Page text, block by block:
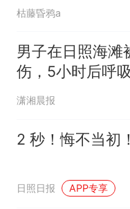
枯藤昏鸦a
男子在日照海滩
伤，5小时后呼
紧急送医抢救：
睡；景区：海蜇
发事件，占比较小
潇湘晨报
2 秒！悔不当初！
日照日报 APP专享